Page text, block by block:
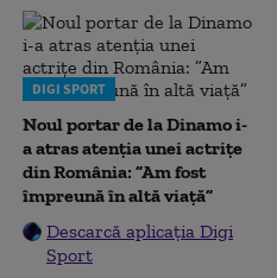
DIGI SPORT
Noul portar de la Dinamo i-
a atras atenția unei actrițe
din România: ”Am fost
împreună în altă viață”
Descarcă aplicația Digi
Sport